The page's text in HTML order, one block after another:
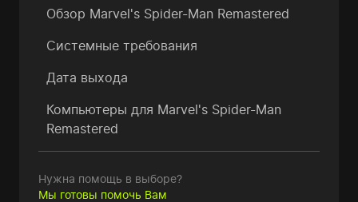
Обзор Marvel's Spider-Man Remastered
Системные требования
Дата выхода
Компьютеры для Marvel's Spider-Man
Remastered
Нужна помощь в выборе?
Мы готовы помочь Вам